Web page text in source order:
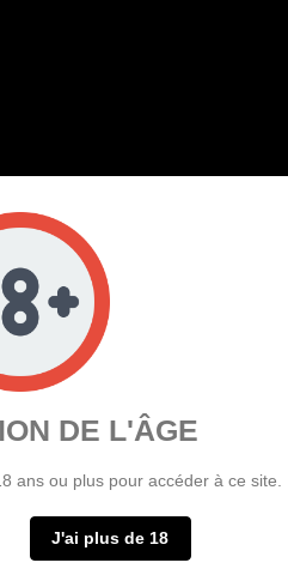
DE L'ÂGE
ans ou plus pour accéder à ce site.
J'ai plus de 18